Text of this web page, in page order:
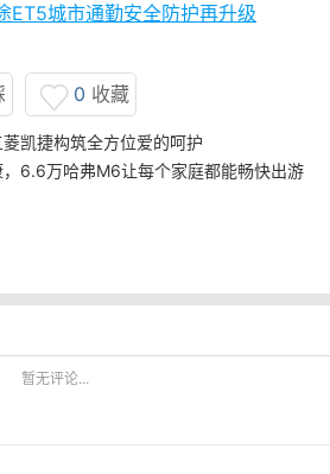
ET5城市通勤安全防护再升级
0 收藏
凯捷构筑全方位爱的呵护
6.6万哈弗M6让每个家庭都能畅快出游
暂无评论...